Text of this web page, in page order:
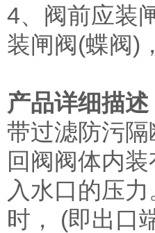
4、阀前应装
装闸阀(蝶阀)
产品详细描述
带过滤防污
回阀阀体内
入水口的压
时， (即出口